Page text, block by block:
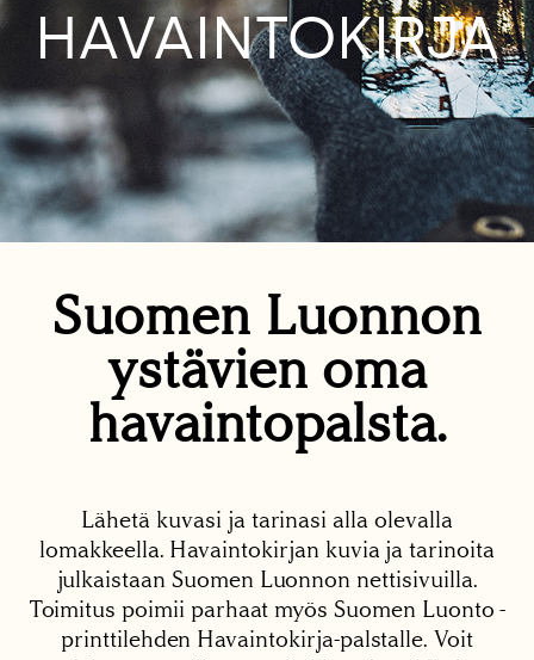
HAVAINTOKIRJA
Suomen Luonnon
ystävien oma
havaintopalsta.
Lähetä kuvasi ja tarinasi alla olevalla
lomakkeella. Havaintokirjan kuvia ja tarinoita
julkaistaan Suomen Luonnon nettisivuilla.
Toimitus poimii parhaat myös Suomen Luonto -
printtilehden Havaintokirja-palstalle. Voit